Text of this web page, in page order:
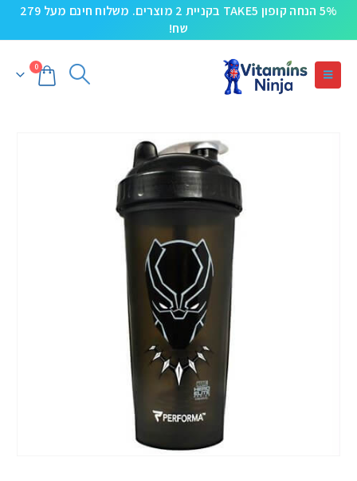
5% הנחה קופון TAKE5 בקניית 2 מוצרים. משלוח חינם מעל 279
שח!
0